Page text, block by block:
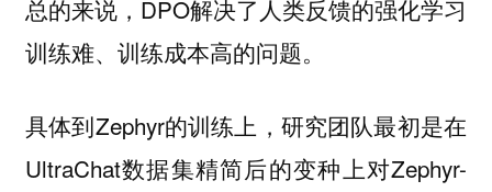
总的来说，DPO解决了人类反馈的强化学习
训练难、训练成本高的问题。
具体到Zephyr的训练上，研究团队最初是在
UltraChat数据集精简后的变种上对Zephyr-